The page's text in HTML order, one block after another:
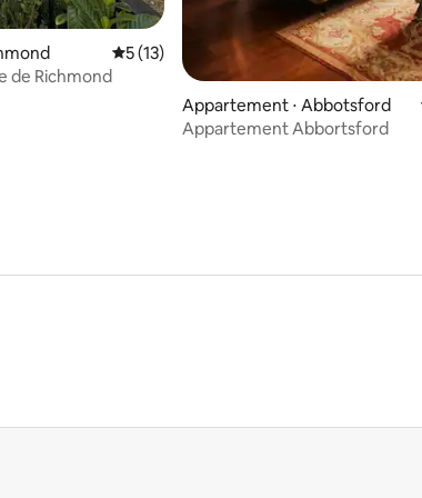
Évaluation moyenne sur la base de 13
5 (13)
de Richmond
Appartement ⋅ Abbotsford
Appartement Abbortsford